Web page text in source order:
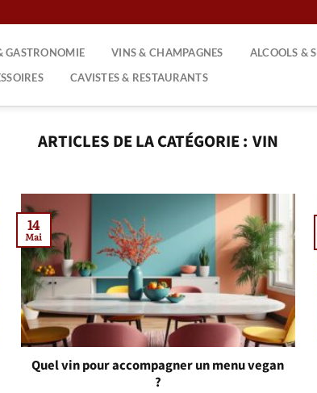
GASTRONOMIE VINS & CHAMPAGNES
ALCOOLS &
CAVISTES & RESTAURANTS
VIN
Quel vin pour accompagner un menu vegan
?
14
Mai